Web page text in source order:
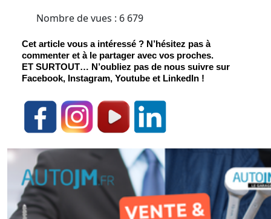
Nombre de vues : 6 679
Cet article vous a intéressé ? N’hésitez pas à
commenter et à le partager avec vos proches.
ET SURTOUT… N’oubliez pas de nous suivre sur
Facebook, Instagram, Youtube et LinkedIn !